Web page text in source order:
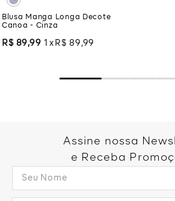
Blusa Manga Longa Decote
Canoa - Cinza
R$ 89,99 1 R$ 89 ,99
Assine nossa
e Receba